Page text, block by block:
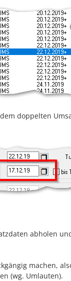
doppelten
abholen
machen,
(wg. Umlauten).